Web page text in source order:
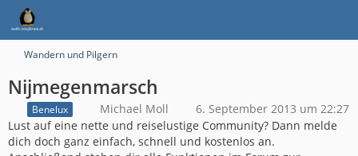
Wandern und Pilgern
Nijmegenmarsch
Benelux Michael Moll
6. September 2013 um 22:27
Lust auf eine nette und reiselustige Community? Dann melde
dich doch ganz einfach, schnell und kostenlos an.